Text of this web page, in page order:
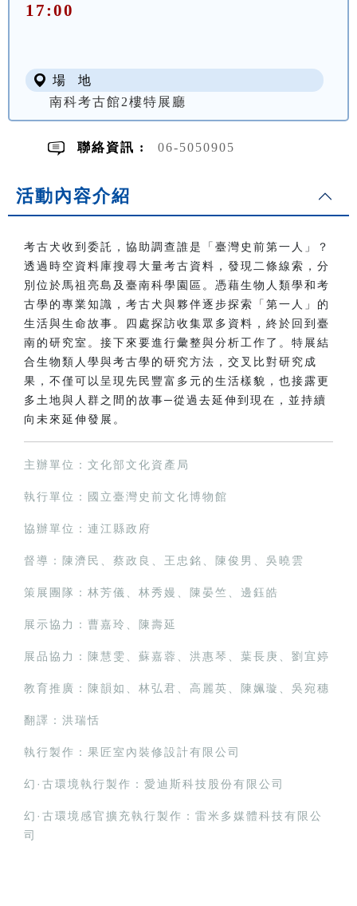
17:00
場 地
南科考古館2樓特展廳
聯絡資訊 : 06-5050905
活動內容介紹
考古犬收到委託，協助調查誰是「臺灣史前第一人」？
透過時空資料庫搜尋大量考古資料，發現二條線索，分
別位於馬祖亮島及臺南科學園區。憑藉生物人類學和考
古學的專業知識，考古犬與夥伴逐步探索「第一人」的
生活與生命故事。四處探訪收集眾多資料，終於回到臺
南的研究室。接下來要進行彙整與分析工作了。特展結
合生物類人學與考古學的研究方法，交叉比對研究成
果，不僅可以呈現先民豐富多元的生活樣貌，也接露更
多土地與人群之間的故事─從過去延伸到現在，並持續
向未來延伸發展。
主辦單位：文化部文化資產局
執行單位：國立臺灣史前文化博物館
協辦單位：連江縣政府
督導：陳濟民、蔡政良、王忠銘、陳俊男、吳曉雲
策展團隊：林芳儀、林秀嫚、陳晏竺、邊鈺皓
展示協力：曹嘉玲、陳壽延
展品協力：陳慧雯、蘇嘉蓉、洪惠琴、葉長庚、劉宜婷
教育推廣：陳韻如、林弘君、高麗英、陳姵璇、吳宛穗
翻譯：洪瑞恬
執行製作：果匠室內裝修設計有限公司
幻·古環境執行製作：愛迪斯科技股份有限公司
幻·古環境感官擴充執行製作：雷米多媒體科技有限公
司